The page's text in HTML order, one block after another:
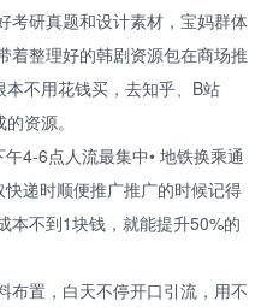
考研真题和设计素材，宝妈群体
着整理好的韩剧资源包在商场推
不用花钱买，去知乎、B站
资源。
4-6点人流最集中• 地铁换乘通
递时顺便推广推广的时候记得
本不到1块钱，就能提升50%的
布置，白天不停开口引流，用不